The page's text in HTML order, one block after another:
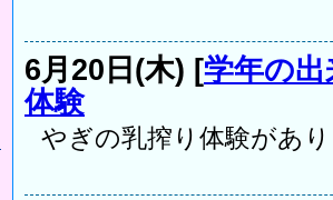
6月20日(木) [学年の出
体験
やぎの乳搾り体験